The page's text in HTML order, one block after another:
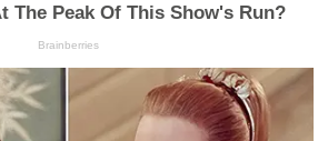
The Peak Of This Show's Run?
Brainberries